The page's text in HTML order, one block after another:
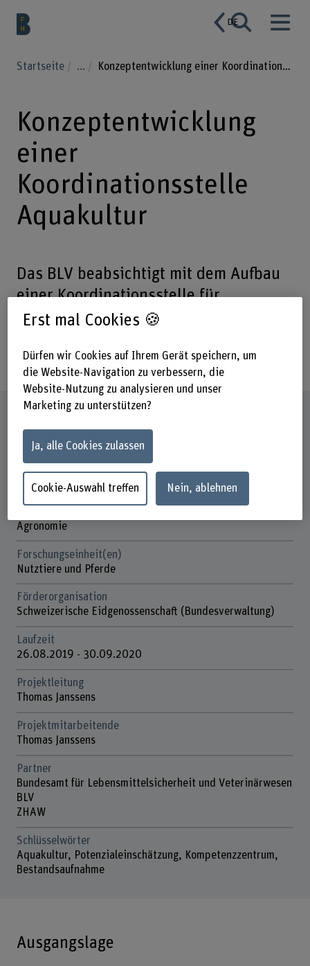
DE
Startseite ... Konzeptentwicklung einer Koordinationsstelle Aquakultur
Konzeptentwicklung
einer
Koordinationsstelle
Aquakultur
Das BLV beabsichtigt mit dem Aufbau
einer Koordinationsstelle für
Aquakultur, den in den kommenden
Bereich Aquakultur zu begegnen.
Steckbrief
Beteiligte Departemente
Lebensmittelwissenschaften
Agronomie
Forschungseinheit(en)
Nutztiere und Pferde
Förderorganisation
Schweizerische Eidgenossenschaft (Bundesverwaltung)
Laufzeit
26.08.2019 - 30.09.2020
Projektleitung
Thomas Janssens
Projektmitarbeitende
Thomas Janssens
Partner
Bundesamt für Lebensmittelsicherheit und Veterinärwesen
BLV
ZHAW
Schlüsselwörter
Aquakultur, Potenzialeinschätzung, Kompetenzzentrum,
Bestandsaufnahme
Ausgangslage
Erst mal Cookies 🍪
Dürfen wir Cookies auf Ihrem Gerät speichern, um
die Website-Navigation zu verbessern, die
Website-Nutzung zu analysieren und unser
Marketing zu unterstützen?
Ja, alle Cookies zulassen
Cookie-Auswahl treffen Nein, ablehnen